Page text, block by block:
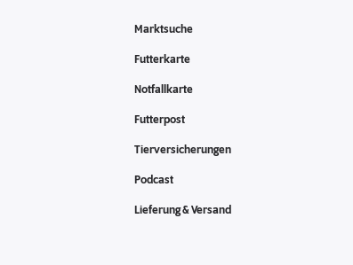
Marktsuche
Futterkarte
Notfallkarte
Futterpost
Tierversicherungen
Podcast
Lieferung & Versand